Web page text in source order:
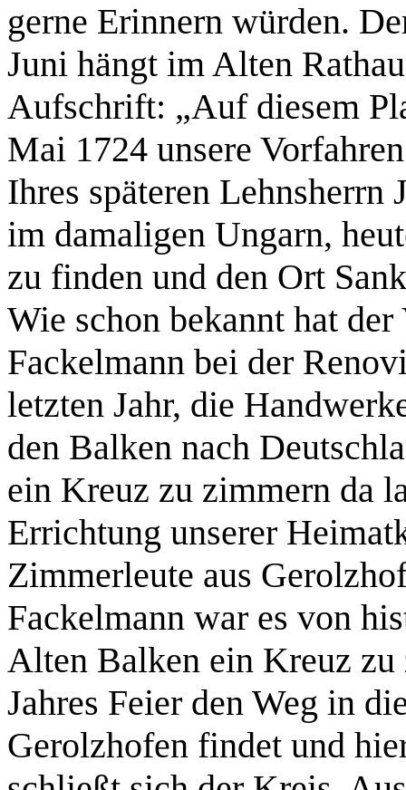
gerne Erinnern würden.
Juni hängt im Alten
Aufschrift: „Auf diesem
Mai 1724 unsere
Ihres späteren
im damaligen Ungarn,
zu finden und den Ort
Wie schon bekannt hat
Fackelmann bei der
letzten Jahr, die
den Balken nach
ein Kreuz zu zimmern da
Errichtung unserer
Zimmerleute aus
Fackelmann war es von
Alten Balken ein Kreuz zu
Jahres Feier den Weg in
Gerolzhofen findet und